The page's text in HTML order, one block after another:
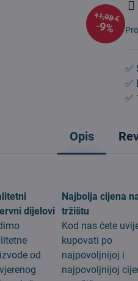
11,08 €
9%
✅
✅
✅
Opis
dijelovi
od
Najbolja cijena
tržištu
Kod nas ćete
kupovati po
najpovoljnijoj i
najpovoljnijoj